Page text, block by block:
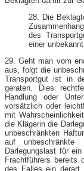
28. Die
des
einer
29. Geht man vom
aus, folgt die
Transportgut ist in
geraten. Dies
Handlung oder
vorsätzlich oder
mit
die Klägerin die
unbeschränkten
auf
Darlegungslast für
Frachtführers bereits
des Falles ein derart